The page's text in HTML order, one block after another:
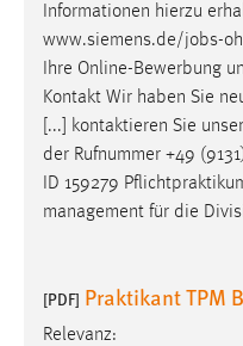
Informationen hierzu
www.siemens.de/jobs-
Ihre Online-Bewerbung
Kontakt Wir haben Sie
[...] kontaktieren Sie
der Rufnummer +49
ID 159279
management für die
[PDF] Praktikant TPM
Relevanz: